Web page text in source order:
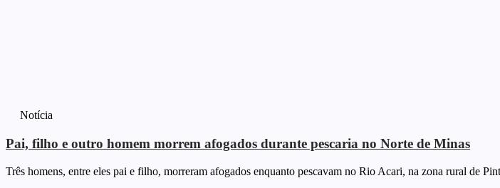
Notícia
Pai, filho e outro homem morrem afogados durante pescaria no Norte de Minas
Três homens, entre eles pai e filho, morreram afogados enquanto pescavam no Rio Acari, na zona rural de